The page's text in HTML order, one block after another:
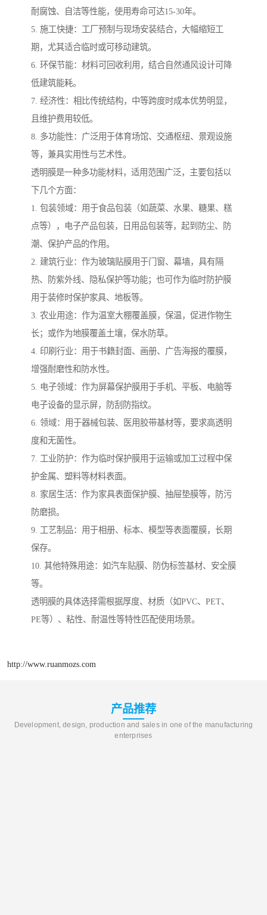
耐腐蚀、自洁等性能，使用寿命可达15-30年。
5. 施工快捷：工厂预制与现场安装结合，大幅缩短工
期，尤其适合临时或可移动建筑。
6. 环保节能：材料可回收利用，结合自然通风设计可降
低建筑能耗。
7. 经济性：相比传统结构，中等跨度时成本优势明显，
且维护费用较低。
8. 多功能性：广泛用于体育场馆、交通枢纽、景观设施
等，兼具实用性与艺术性。
透明膜是一种多功能材料，适用范围广泛，主要包括以
下几个方面：
1. 包装领域：用于食品包装（如蔬菜、水果、糖果、糕
点等），电子产品包装，日用品包装等，起到防尘、防
潮、保护产品的作用。
2. 建筑行业：作为玻璃贴膜用于门窗、幕墙，具有隔
热、防紫外线、隐私保护等功能；也可作为临时防护膜
用于装修时保护家具、地板等。
3. 农业用途：作为温室大棚覆盖膜，保温，促进作物生
长；或作为地膜覆盖土壤，保水防草。
4. 印刷行业：用于书籍封面、画册、广告海报的覆膜，
增强耐磨性和防水性。
5. 电子领域：作为屏幕保护膜用于手机、平板、电脑等
电子设备的显示屏，防刮防指纹。
6. 领域：用于器械包装、医用胶带基材等，要求高透明
度和无菌性。
7. 工业防护：作为临时保护膜用于运输或加工过程中保
护金属、塑料等材料表面。
8. 家居生活：作为家具表面保护膜、抽屉垫膜等，防污
防磨损。
9. 工艺制品：用于相册、标本、模型等表面覆膜，长期
保存。
10. 其他特殊用途：如汽车贴膜、防伪标签基材、安全膜
等。
透明膜的具体选择需根据厚度、材质（如PVC、PET、
PE等）、粘性、耐温性等特性匹配使用场景。
http://www.ruanmozs.com
产品推荐
Development, design, production and sales in one of the manufacturing
enterprises